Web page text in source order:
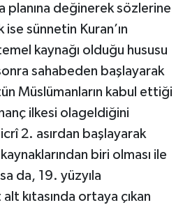
planına değinerek sözlerine
ise sünnetin Kuran’ın
kaynağı olduğu hususu
sahabeden başlayarak
Müslümanların kabul ettiği
ilkesi olageldiğini
2. asırdan başlayarak
biri olması ile
da, 19. yüzyıla
kıtasında ortaya çıkan